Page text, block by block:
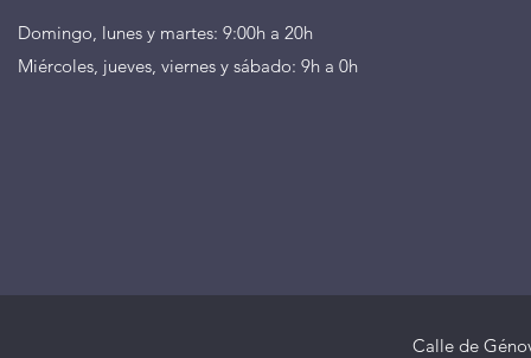
Domingo, lunes y martes: 9:00h a 20h
Miércoles, jueves, viernes y sábado: 9h a 0h
Calle de